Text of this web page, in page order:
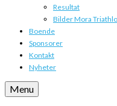
Resultat
Bilder Mora
Boende
Sponsorer
Kontakt
Nyheter
Menu